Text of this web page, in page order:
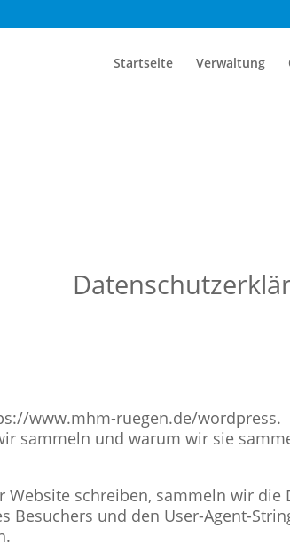
Startseite Verwaltung
www.mhm-ruegen.de/wordpress.
sammeln und warum wir sie
Website schreiben, sammeln wir
Besuchers und den User-Agent-